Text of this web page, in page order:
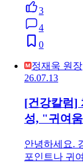
3
4
0
정재욱 원장
26.07.13
[건강칼럼]
성, "귀여
안녕하세요.
포인트나 귀